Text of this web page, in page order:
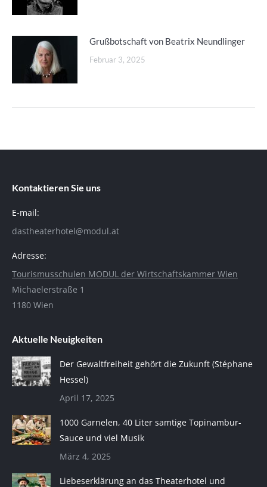
Grußbotschaft von Beatrix Neundlinger
Februar 3, 2025
Kontaktieren Sie uns
E-mail:
dastheaterhotel@modul.at
Adresse:
Tourismusschulen MODUL der Wirtschaftskammer Wien
Michaelerstraße 1
1180 Wien
Aktuelle Neuigkeiten
Der Gewaltfreiheit gehört die Zukunft (Stéphane
Hessel)
April 17, 2025
1000 Garnelen, 40 Liter samtige Topinambur-
Sauce und viel Musik
März 4, 2025
Liebeserklärung an das Theaterhotel und